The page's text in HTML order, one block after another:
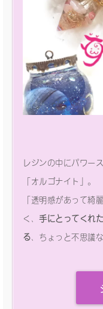
レジンの中にパワー
「オルゴナイト」。
「透明感があって綺
く、 手にとってくれ
る 、ちょっと不思議